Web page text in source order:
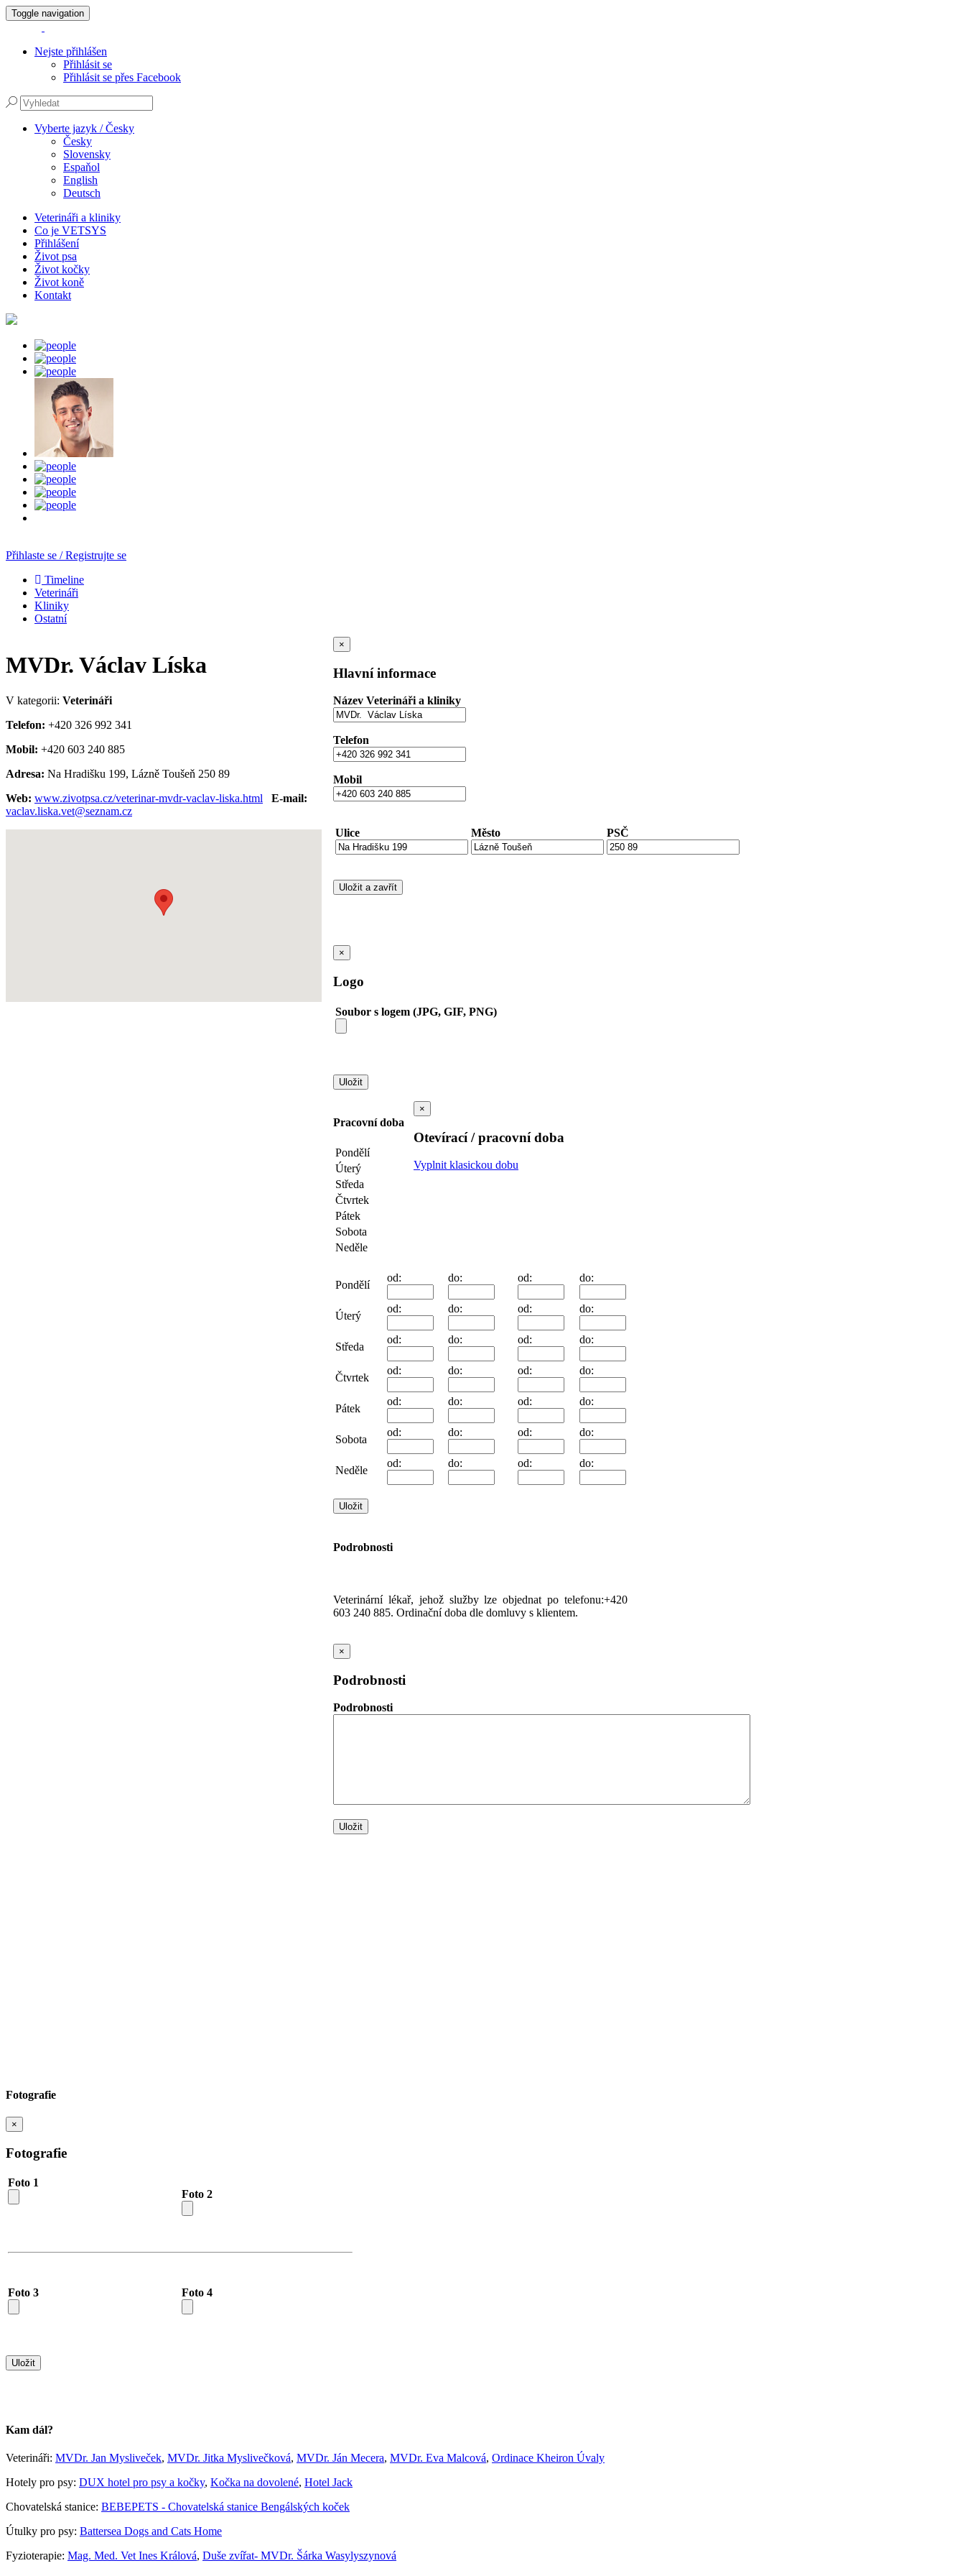
Toggle navigation
Nejste přihlášen
Přihlásit se
Přihlásit se přes Facebook
Vyberte jazyk / Česky
Česky
Slovensky
Espaňol
English
Deutsch
Veterináři a kliniky
Co je VETSYS
Přihlášení
Život psa
Život kočky
Život koně
Kontakt
Přihlaste se / Registrujte se
Timeline
Veterináři
Kliniky
Ostatní
MVDr. Václav Líska
V kategorii: Veterináři
Telefon: +420 326 992 341
Mobil: +420 603 240 885
Adresa: Na Hradišku 199, Lázně Toušeň 250 89
Web: www.zivotpsa.cz/veterinar-mvdr-vaclav-liska.html
E-mail:
vaclav.liska.vet@seznam.cz
×
Hlavní informace
Název Veterináři a kliniky
Telefon
Mobil
Ulice Město PSČ
×
Logo
Soubor s logem (JPG, GIF, PNG)
Pracovní doba
Pondělí
Úterý
Středa
Čtvrtek
Pátek
Sobota
Neděle
×
Otevírací / pracovní doba
Vyplnit klasickou dobu
Pondělí
od: do: od: do:
Úterý
od: do: od: do:
Středa
od: do: od: do:
Čtvrtek
od: do: od: do:
Pátek
od: do: od: do:
Sobota
od: do: od: do:
Neděle
od: do: od: do:
Podrobnosti
Veterinární lékař, jehož služby lze objednat po telefonu:+420
603 240 885. Ordinační doba dle domluvy s klientem.
×
Podrobnosti
Podrobnosti
Fotografie
×
Fotografie
Foto 1
Foto 2
Foto 3 Foto 4
Kam dál?
Veterináři: MVDr. Jan Mysliveček, MVDr. Jitka Myslivečková, MVDr. Ján Mecera, MVDr. Eva Malcová, Ordinace Kheiron Úvaly
Hotely pro psy: DUX hotel pro psy a kočky, Kočka na dovolené, Hotel Jack
Chovatelská stanice: BEBEPETS - Chovatelská stanice Bengálských koček
Útulky pro psy: Battersea Dogs and Cats Home
Fyzioterapie: Mag. Med. Vet Ines Králová, Duše zvířat- MVDr. Šárka Wasylyszynová